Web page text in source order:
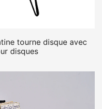
tourne disque avec
disques